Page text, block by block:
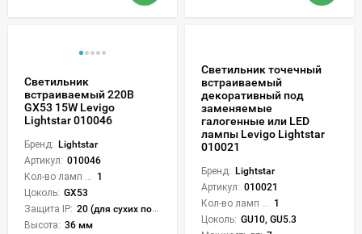
Светильник
встраиваемый 220В
GX53 15W Levigo
Lightstar 010046
Бренд: Lightstar
Артикул: 010046
1
Цоколь: GX53
Защита IP: 20 (для сухих пом.)
Высота: 36 мм
Светильник точечный
встраиваемый
декоративный под
заменяемые
галогенные или LED
лампы Levigo Lightstar
010021
Бренд: Lightstar
Артикул: 010021
1
Цоколь: GU10, GU5.3